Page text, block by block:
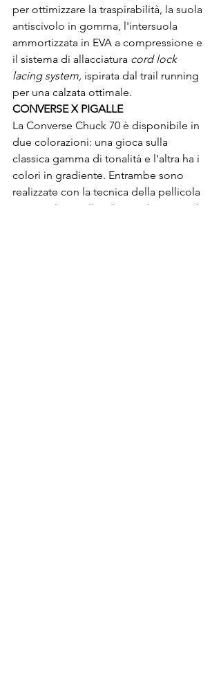
per ottimizzare la traspirabilità, la suola
antiscivolo in gomma, l'intersuola
ammortizzata in EVA a compressione e
il sistema di allacciatura cord lock
lacing system, ispirata dal trail running
per una calzata ottimale.
CONVERSE X PIGALLE
La Converse Chuck 70 è disponibile in
due colorazioni: una gioca sulla
classica gamma di tonalità e l'altra ha i
colori in gradiente. Entrambe sono
realizzate con la tecnica della pellicola
TPU applicata alla tela, un elemento di